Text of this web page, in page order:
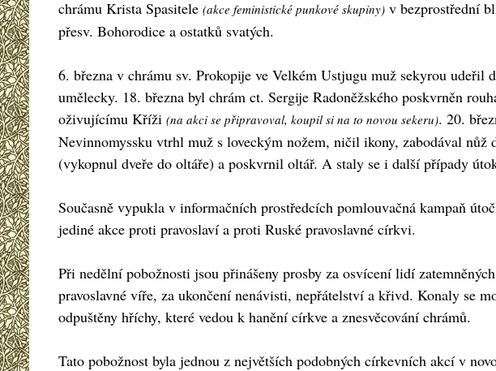
chrámu Krista Spasitele (akce feministické punkové skupiny) v bezprostřední
přesv. Bohorodice a ostatků svatých.
6. března v chrámu sv. Prokopije ve Velkém Ustjugu muž sekyrou
umělecky. 18. března byl chrám ct. Sergije Radoněžského poskvrněn
oživujícímu Kříži (na akci se připravoval, koupil si na to novou sekeru). 20.
Nevinnomyssku vtrhl muž s loveckým nožem, ničil ikony, zabodával
(vykopnul dveře do oltáře) a poskvrnil oltář. A staly se i další případy
Současně vypukla v informačních prostředcích pomlouvačná kampaň
jediné akce proti pravoslaví a proti Ruské pravoslavné církvi.
Při nedělní pobožnosti jsou přinášeny prosby za osvícení lidí
pravoslavné víře, za ukončení nenávisti, nepřátelství a křivd. Konaly se
odpuštěny hříchy, které vedou k hanění církve a znesvěcování chrámů.
Tato pobožnost byla jednou z největších podobných církevních akcí v